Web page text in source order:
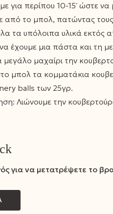
για περίπου 10-15′ ώστε
από το μπολ, πατώντας
τα υπόλοιπα υλικά εκτός
έχουμε μια πάστα και τη
μεγάλο μαχαίρι την
μπολ τα κομματάκια
balls των 25γρ.
Λιώνουμε την
για να μετατρέψετε το